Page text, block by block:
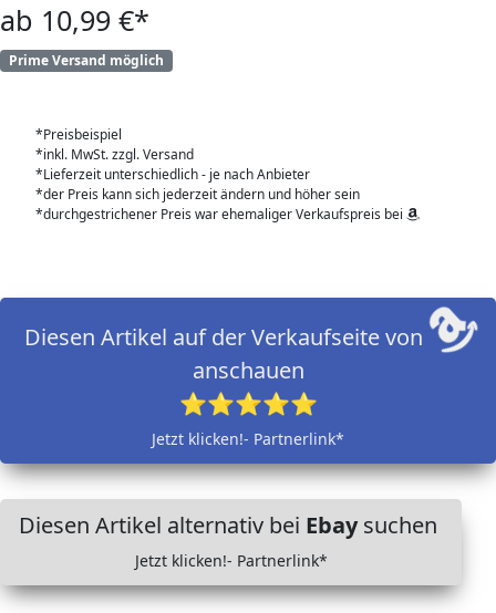
ab 10,99 €*
Prime Versand möglich
*Preisbeispiel
*inkl. MwSt. zzgl. Versand
*Lieferzeit unterschiedlich - je nach Anbieter
*der Preis kann sich jederzeit ändern und höher sein
*durchgestrichener Preis war ehemaliger Verkaufspreis bei
Diesen Artikel auf der Verkaufseite von
anschauen
⭐⭐⭐⭐⭐
Jetzt klicken!- Partnerlink*
Diesen Artikel alternativ bei Ebaysuchen
Jetzt klicken!- Partnerlink*